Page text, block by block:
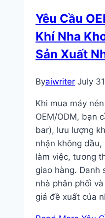
Yêu Cầu
Khí Nha
Sản Xuất
Byaiwriter July
Khi mua máy
OEM/ODM, bạn
bar), lưu lượng
nhận không
làm việc, tương
giao hàng. Danh
nhà phân phối
giá đề xuất của